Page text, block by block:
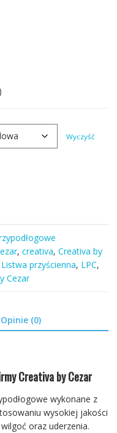
Wyczyść
, creativa, Creativa by
Listwa przyścienna, LPC,
Cezar
Opinie (0)
Creativa by Cezar
wykonane z
wysokiej jakości
oraz uderzenia.